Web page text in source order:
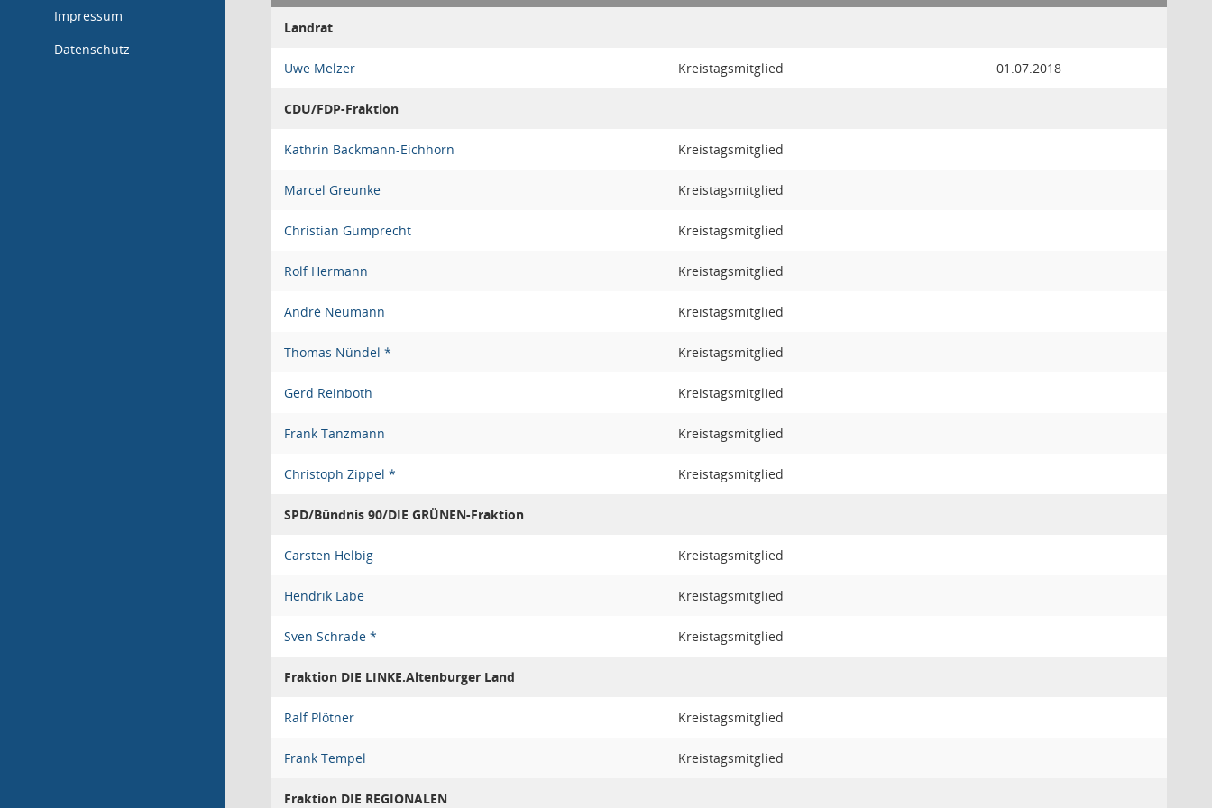
Impressum
Datenschutz
Landrat
Uwe Melzer Kreistagsmitglied 01.07.2018
CDU/FDP-Fraktion
Kathrin Backmann-Eichhorn Kreistagsmitglied
Marcel Greunke Kreistagsmitglied
Christian Gumprecht Kreistagsmitglied
Rolf Hermann Kreistagsmitglied
André Neumann Kreistagsmitglied
Thomas Nündel * Kreistagsmitglied
Gerd Reinboth Kreistagsmitglied
Frank Tanzmann Kreistagsmitglied
Christoph Zippel * Kreistagsmitglied
SPD/Bündnis 90/DIE GRÜNEN-Fraktion
Carsten Helbig Kreistagsmitglied
Hendrik Läbe Kreistagsmitglied
Sven Schrade * Kreistagsmitglied
Fraktion DIE LINKE.Altenburger Land
Ralf Plötner Kreistagsmitglied
Frank Tempel Kreistagsmitglied
Fraktion DIE REGIONALEN